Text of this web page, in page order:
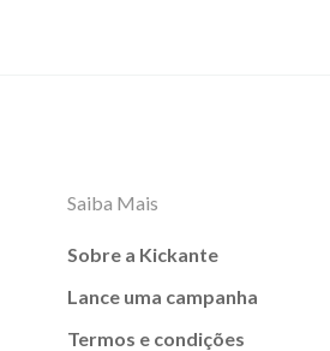
Saiba Mais
Sobre a Kickante
Lance uma campanha
Termos e condições